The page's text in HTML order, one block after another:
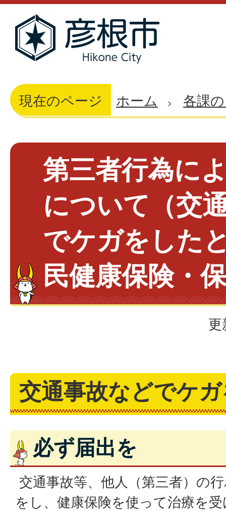
現在のページ ホーム 各課
第三者行為に
について（交
でケガをした
民健康保険・
更
交通事故などでケ
必ず届出を
交通事故等、他人（第三者）の
をし、健康保険を使って治療を